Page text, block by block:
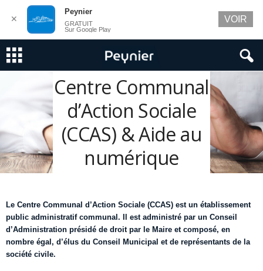
Centre Communal
d’Action Sociale
(CCAS) & Aide au
numérique
Le Centre Communal d’Action Sociale (CCAS) est un établissement
public administratif communal. Il est administré par un Conseil
d’Administration présidé de droit par le Maire et composé, en
nombre égal, d’élus du Conseil Municipal et de représentants de la
société civile.
✕
Peynier
GRATUIT
Sur Google Play
VOIR